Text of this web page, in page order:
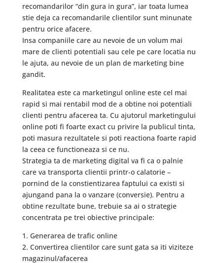
recomandarilor “din gura in gura”, iar toata lumea
stie deja ca recomandarile clientilor sunt minunate
pentru orice afacere.
Insa companiile care au nevoie de un volum mai
mare de clienti potentiali sau cele pe care locatia nu
le ajuta, au nevoie de un plan de marketing bine
gandit.
Realitatea este ca marketingul online este cel mai
rapid si mai rentabil mod de a obtine noi potentiali
clienti pentru afacerea ta. Cu ajutorul marketingului
online poti fi foarte exact cu privire la publicul tinta,
poti masura rezultatele si poti reactiona foarte rapid
la ceea ce functioneaza si ce nu.
Strategia ta de marketing digital va fi ca o palnie
care va transporta clientii printr-o calatorie –
pornind de la constientizarea faptului ca existi si
ajungand pana la o vanzare (conversie). Pentru a
obtine rezultate bune, trebuie sa ai o strategie
concentrata pe trei obiective principale:
1. Generarea de trafic online
2. Convertirea clientilor care sunt gata sa iti viziteze
magazinul/afacerea